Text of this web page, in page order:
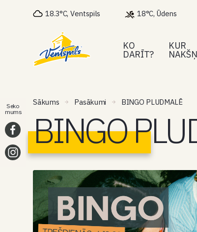
18.3°C, Ventspils 18°C, Ūdens
KO
DARĪT?
KUR
Sākums Pasākumi BINGO PLUDMALĒ
BINGO
Seko
mums